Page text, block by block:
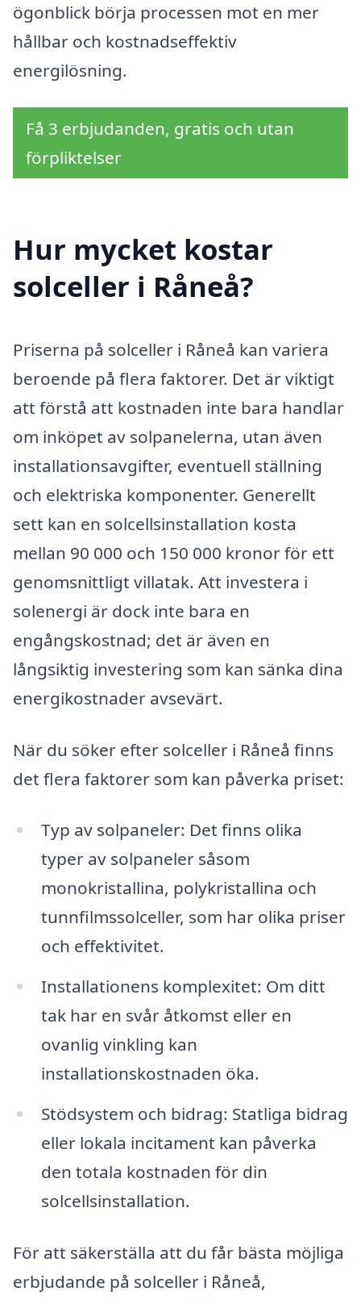
ögonblick börja processen mot en mer
hållbar och kostnadseffektiv
energilösning.
Få 3 erbjudanden, gratis och utan
förpliktelser
Hur mycket kostar
solceller i Råneå?
Priserna på solceller i Råneå kan variera
beroende på flera faktorer. Det är viktigt
att förstå att kostnaden inte bara handlar
om inköpet av solpanelerna, utan även
installationsavgifter, eventuell ställning
och elektriska komponenter. Generellt
sett kan en solcellsinstallation kosta
mellan 90 000 och 150 000 kronor för ett
genomsnittligt villatak. Att investera i
solenergi är dock inte bara en
engångskostnad; det är även en
långsiktig investering som kan sänka dina
energikostnader avsevärt.
När du söker efter solceller i Råneå finns
det flera faktorer som kan påverka priset:
Typ av solpaneler: Det finns olika
typer av solpaneler såsom
monokristallina, polykristallina och
tunnfilmssolceller, som har olika priser
och effektivitet.
Installationens komplexitet: Om ditt
tak har en svår åtkomst eller en
ovanlig vinkling kan
installationskostnaden öka.
Stödsystem och bidrag: Statliga bidrag
eller lokala incitament kan påverka
den totala kostnaden för din
solcellsinstallation.
För att säkerställa att du får bästa möjliga
erbjudande på solceller i Råneå,